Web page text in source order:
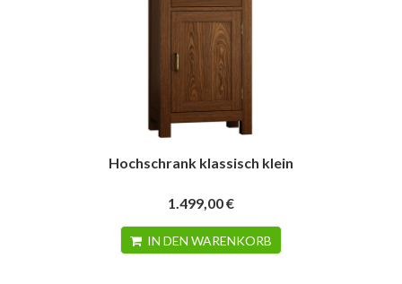
Hochschrank klassisch klein
1.499,00 €
IN DEN WARENKORB